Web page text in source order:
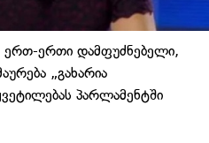
ერთ-ერთი დამფუძნებელი,
„გახარია
პარლამენტში